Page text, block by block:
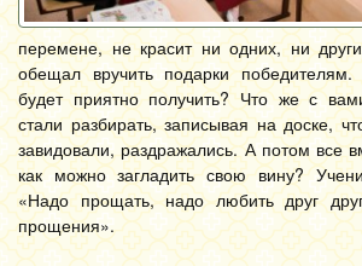
перемене, не красит ни одних, ни
обещал вручить подарки
будет приятно получить? Что же с
стали разбирать, записывая на доске,
завидовали, раздражались. А потом все
как можно загладить свою вину?
«Надо прощать, надо любить друг
прощения».